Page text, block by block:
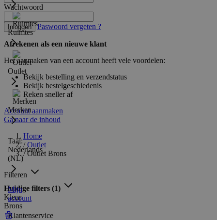
Ruimtes
Outlet
Merken
Taal:
Nederlands
(NL)
Mijn
account
Klantenservice
Wachtwoord
Inloggen Paswoord vergeten ?
Afrekenen als een nieuwe klant
Het aanmaken van een account heeft vele voordelen:
Bekijk bestelling en verzendstatus
Bekijk bestelgeschiedenis
Reken sneller af
Account aanmaken
Ga naar de inhoud
Home
/ Outlet
/ Outlet Brons
Filteren
Huidige filters (1)
Kleur
Brons